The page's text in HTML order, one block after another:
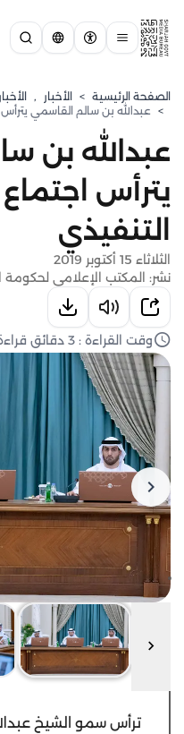
الصفحة الرئيسية > الأخبار , الأخبار
> عبدالله بن سالم القاسمي
عبدالله بن
يترأس
التنفيذي
الثلاثاء 15 أكتوبر 2019
نشر: المكتب الإعلامي لحكومة
وقت القراءة : 3 دقائق قراءة
ترأس سمو الشيخ